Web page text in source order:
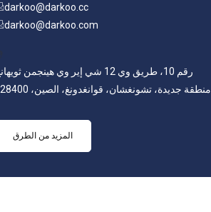
darkoo@darkoo.cc
darkoo@darkoo.com
رقم 10، طريق وي 12 شي إير وي هينجمن
منطقة جديدة، تشونغشان، قوانغدونغ، الصين، 528400
المزيد من الطرق